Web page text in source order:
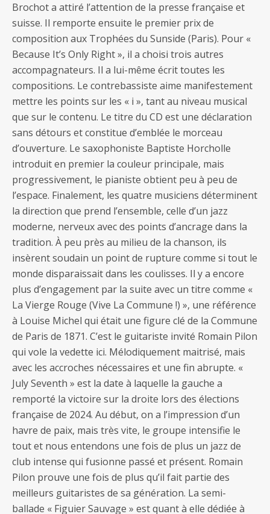
Brochot a attiré l’attention de la presse française et
suisse. Il remporte ensuite le premier prix de
composition aux Trophées du Sunside (Paris). Pour «
Because It’s Only Right », il a choisi trois autres
accompagnateurs. Il a lui-même écrit toutes les
compositions. Le contrebassiste aime manifestement
mettre les points sur les « i », tant au niveau musical
que sur le contenu. Le titre du CD est une déclaration
sans détours et constitue d’emblée le morceau
d’ouverture. Le saxophoniste Baptiste Horcholle
introduit en premier la couleur principale, mais
progressivement, le pianiste obtient peu à peu de
l’espace. Finalement, les quatre musiciens déterminent
la direction que prend l’ensemble, celle d’un jazz
moderne, nerveux avec des points d’ancrage dans la
tradition. À peu près au milieu de la chanson, ils
insèrent soudain un point de rupture comme si tout le
monde disparaissait dans les coulisses. Il y a encore
plus d’engagement par la suite avec un titre comme «
La Vierge Rouge (Vive La Commune !) », une référence
à Louise Michel qui était une figure clé de la Commune
de Paris de 1871. C’est le guitariste invité Romain Pilon
qui vole la vedette ici. Mélodiquement maitrisé, mais
avec les accroches nécessaires et une fin abrupte. «
July Seventh » est la date à laquelle la gauche a
remporté la victoire sur la droite lors des élections
française de 2024. Au début, on a l’impression d’un
havre de paix, mais très vite, le groupe intensifie le
tout et nous entendons une fois de plus un jazz de
club intense qui fusionne passé et présent. Romain
Pilon prouve une fois de plus qu’il fait partie des
meilleurs guitaristes de sa génération. La semi-
ballade « Figuier Sauvage » est quant à elle dédiée à